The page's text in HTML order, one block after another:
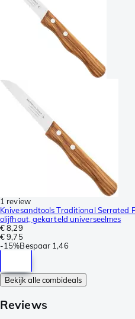
1 review
Knivesandtools Traditional Serrated
olijfhout, gekarteld universeelmes
€ 8,29
€ 9,75
-15%Bespaar 1,46
Bekijk alle combideals
Reviews